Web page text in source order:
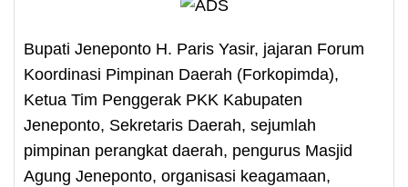
Bupati Jeneponto H. Paris Yasir, jajaran Forum
Koordinasi Pimpinan Daerah (Forkopimda),
Ketua Tim Penggerak PKK Kabupaten
Jeneponto, Sekretaris Daerah, sejumlah
pimpinan perangkat daerah, pengurus Masjid
Agung Jeneponto, organisasi keagamaan,